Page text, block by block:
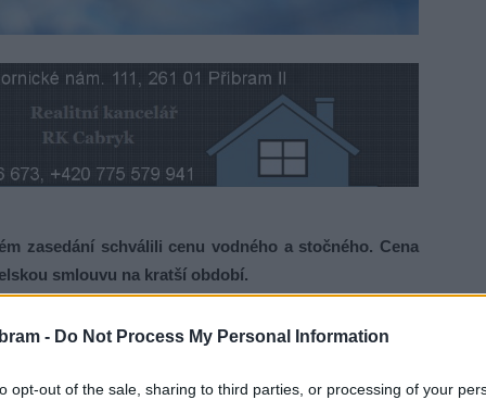
- Do Not Process My Personal Information
opt-out of the sale, sharing to third parties, or processing of your
zasedání schválili cenu vodného a stočného. Cena
smlouvu na kratší období.
na následující období. V listopadu zastupitelé
z pobytu. V prosinci přišlo na řadu projednávání ceny
za vodu platí 101,67 Kč/m .